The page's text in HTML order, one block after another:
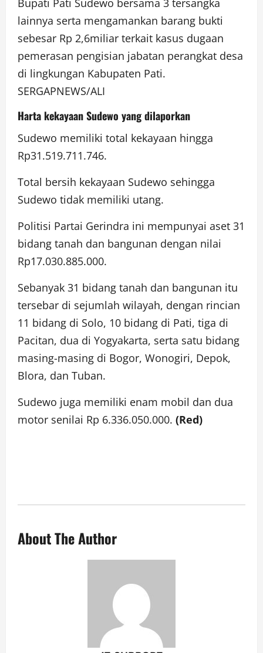
lainnya serta mengamankan barang bukti
sebesar Rp 2,6miliar terkait kasus dugaan
pemerasan pengisian jabatan perangkat desa
di lingkungan Kabupaten Pati.
SERGAPNEWS/ALI
Harta kekayaan Sudewo yang dilaporkan
Sudewo memiliki total kekayaan hingga
Rp31.519.711.746.
Total bersih kekayaan Sudewo sehingga
Sudewo tidak memiliki utang.
Politisi Partai Gerindra ini mempunyai aset 31
bidang tanah dan bangunan dengan nilai
Rp17.030.885.000.
Sebanyak 31 bidang tanah dan bangunan itu
tersebar di sejumlah wilayah, dengan rincian
11 bidang di Solo, 10 bidang di Pati, tiga di
Pacitan, dua di Yogyakarta, serta satu bidang
masing-masing di Bogor, Wonogiri, Depok,
Blora, dan Tuban.
Sudewo juga memiliki enam mobil dan dua
motor senilai Rp 6.336.050.000. (Red)
About The Author